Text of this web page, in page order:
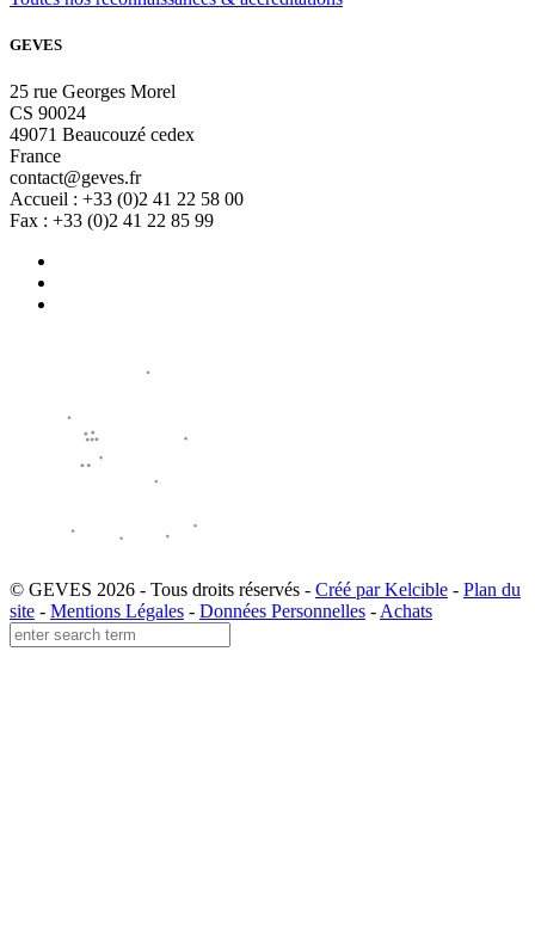
GEVES
25 rue Georges Morel
CS 90024
49071 Beaucouzé cedex
France
contact@geves.fr
Accueil : +33 (0)2 41 22 58 00
Fax : +33 (0)2 41 22 85 99
© GEVES 2026 - Tous droits réservés - Créé par Kelcible - Plan du
site - Mentions Légales - Données Personnelles - Achats